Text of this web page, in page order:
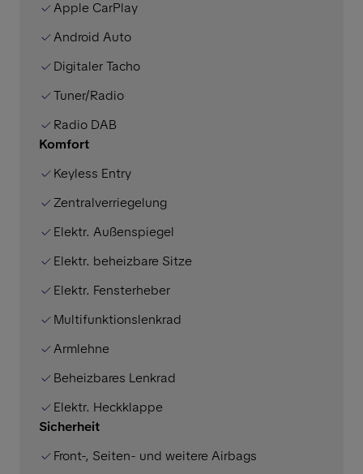
Apple CarPlay
Android Auto
Digitaler Tacho
Tuner/Radio
Radio DAB
Komfort
Keyless Entry
Zentralverriegelung
Elektr. Außenspiegel
Elektr. beheizbare Sitze
Elektr. Fensterheber
Multifunktionslenkrad
Armlehne
Beheizbares Lenkrad
Elektr. Heckklappe
Sicherheit
Front-, Seiten- und weitere Airbags